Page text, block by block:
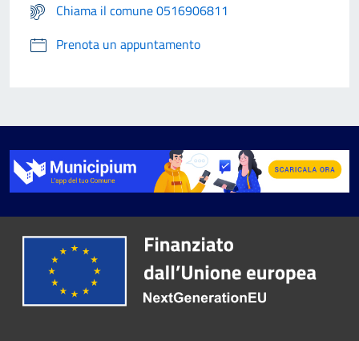
Chiama il comune 0516906811
Prenota un appuntamento